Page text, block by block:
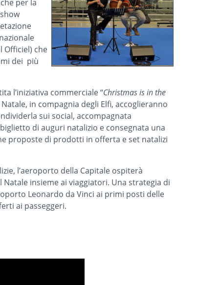
per la
Officiel) che
dei più
l’iniziativa commerciale “Christmas is in the
in compagnia degli Elfi, accoglieranno
sui social, accompagnata
di auguri natalizio e consegnata una
proposte di prodotti in offerta e set natalizi
l’aeroporto della Capitale ospiterà
insieme ai viaggiatori. Una strategia di
Leonardo da Vinci ai primi posti delle
ai passeggeri.